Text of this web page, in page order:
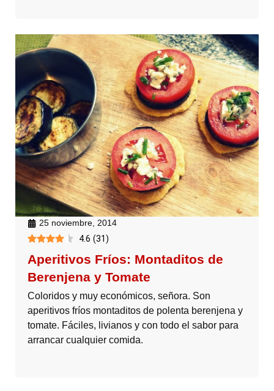
25 noviembre, 2014
4.6 (31)
Aperitivos Fríos: Montaditos de
Berenjena y Tomate
Coloridos y muy económicos, señora. Son
aperitivos fríos montaditos de polenta berenjena y
tomate. Fáciles, livianos y con todo el sabor para
arrancar cualquier comida.